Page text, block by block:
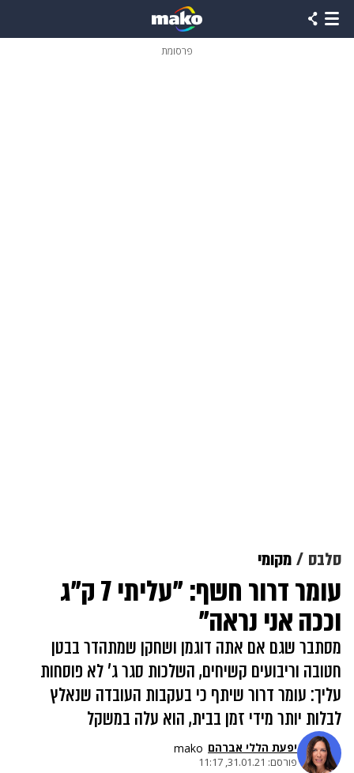
פרסומת
סלבס מקומי
עומר דרור חשף: "עליתי 7 ק"ג
וככה אני נראה"
מסתבר שגם אם אתה דוגמן ושחקן שמתהדר בבטן
חטובה וריבועים קשיחים, השלכות סגר ג' לא פוסחות
עליך: עומר דרור שיתף כי בעקבות העובדה שנאלץ
לבלות יותר מידי זמן בבית, הוא עלה במשקל
יפעת הללי אברהם mako
פורסם: 31.01.21, 11:17